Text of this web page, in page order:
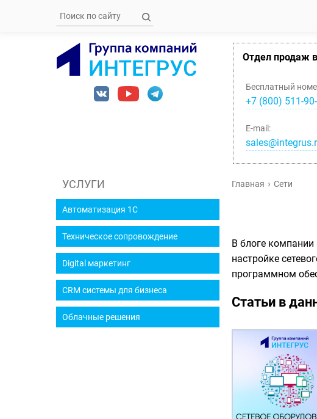
Отдел продаж
Бесплатный
+7 (800) 511-
E-mail:
УСЛУГИ
Автоматизация 1С
Техническое сопровождение
Digital маркетинг
CRM системы для бизнеса
Облачные решения
Главная Сети
В блоге
настройке
программном
Статьи в